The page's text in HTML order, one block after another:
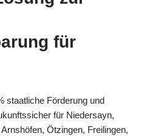
für
staatliche Förderung und
für Niedersayn,
Ötzingen, Freilingen,